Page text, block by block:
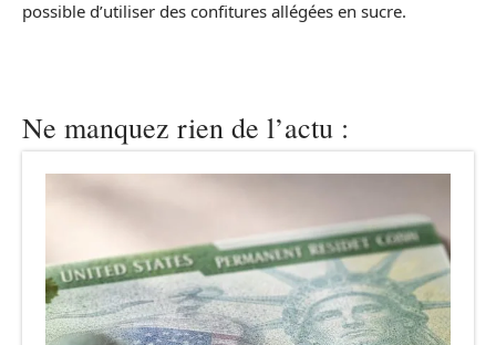
possible d’utiliser des confitures allégées en sucre.
Ne manquez rien de l’actu :